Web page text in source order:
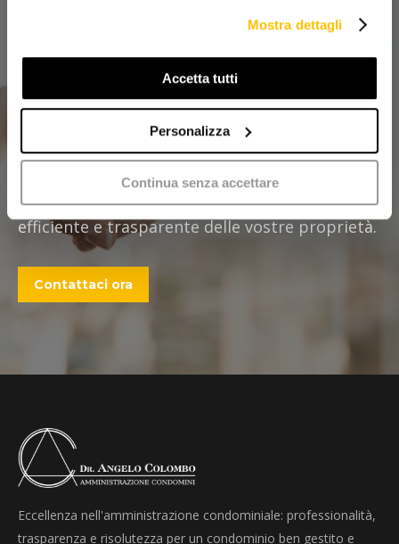
Mostra dettagli
Accetta tutti
Personalizza
Continua senza accettare
consulenza per il tuo
condominio?
condominio sia affidabile e senza stress! Con la
nostra consulenza e grazie alla nostra
esperienza, potrete godere di una gestione
efficiente e trasparente delle vostre proprietà.
Contattaci ora
Eccellenza nell'amministrazione condominiale: professionalità,
trasparenza e risolutezza per un condominio ben gestito e